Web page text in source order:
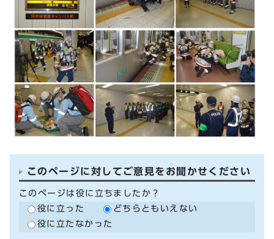
このページに対してご意見をお聞かせください
このページは役に立ちましたか？
役に立った
どちらともいえない
役に立たなかった